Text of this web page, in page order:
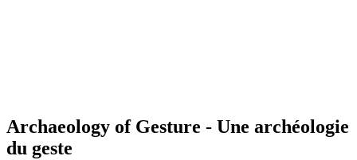
Archaeology of Gesture - Une archéologie
du geste